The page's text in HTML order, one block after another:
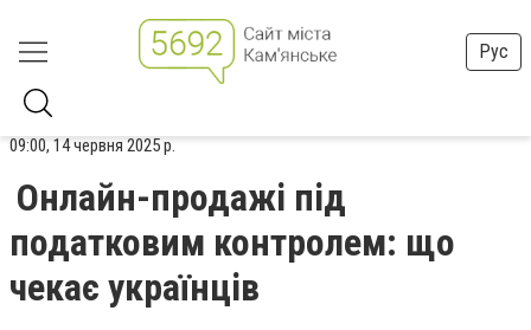
Рус
09:00, 14 червня 2025 р.
Онлайн-продажі під
податковим контролем: що
чекає українців